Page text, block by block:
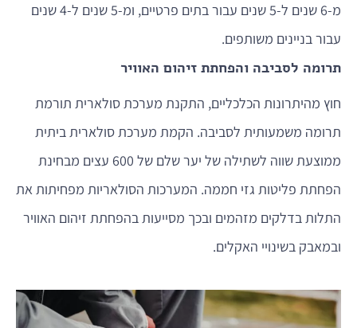
מ-6 שנים ל-5 שנים עבור בתים פרטיים, ומ-5 שנים ל-4 שנים
עבור בניינים משותפים.
תרומה לסביבה והפחתת זיהום האוויר
חוץ מהיתרונות הכלכליים, התקנת מערכת סולארית תורמת
תרומה משמעותית לסביבה. הקמת מערכת סולארית ביתית
ממוצעת שווה לשתילה של יער שלם של 600 עצים מבחינת
הפחתת פליטות גזי חממה. המערכות הסולאריות מפחיתות את
התלות בדלקים מזהמים ובכך מסייעות בהפחתת זיהום האוויר
ובמאבק בשינויי האקלים.